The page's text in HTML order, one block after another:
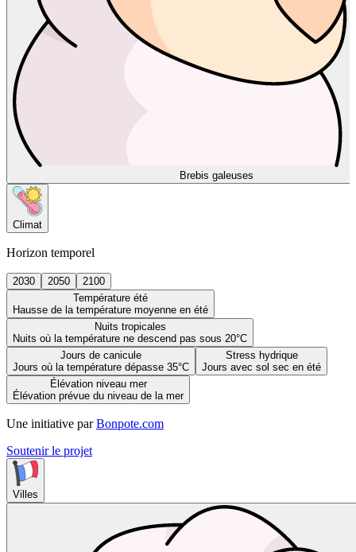
Brebis galeuses
Climat
Horizon temporel
2030 2050
2100
Température été
Hausse de la température moyenne en été
Nuits tropicales
Nuits où la température ne descend pas sous 20°C
Jours de canicule
Jours où la température dépasse 35°C
Stress hydrique
Jours avec sol sec en été
Élévation niveau mer
Élévation prévue du niveau de la mer
Une initiative par Bonpote.com
Soutenir le projet
Villes